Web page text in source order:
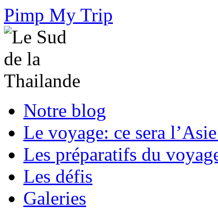
Pimp My Trip
Notre blog
Le voyage: ce sera
Les préparatifs du
Les défis
Galeries